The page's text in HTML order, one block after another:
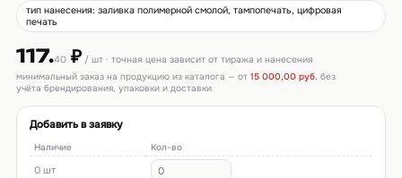
тип нанесения: заливка полимерной смолой, тампопечать, цифровая
печать
117.40₽/ шт · точная цена зависит от тиража и нанесения
минимальный заказ на продукцию из каталога — от 15 000,00 руб. без
учёта брендирования, упаковки и доставки
Добавить в заявку
Наличие Кол-во
0 шт